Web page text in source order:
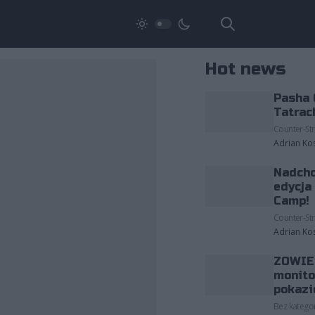
Hot news
Pasha
Counter-
Adrian
edycja
Camp!
Counter-
Adrian
Bez